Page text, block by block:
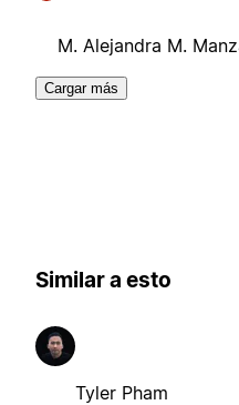
M. Alejandra M.
Cargar más
Similar a esto
Tyler Pham